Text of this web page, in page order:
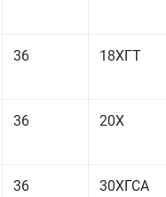
36 18ХГТ
36 20Х
36 30ХГСА